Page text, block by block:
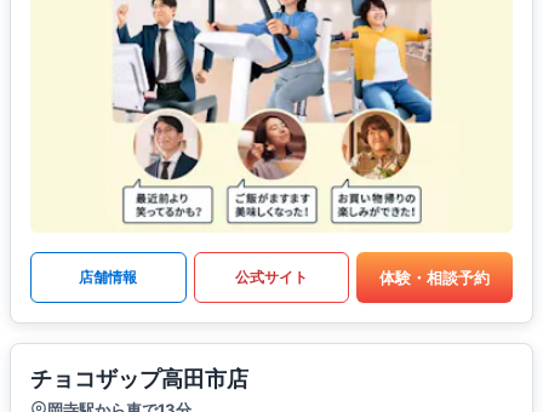
店舗情報 公式サイト 体験・相談予約
チョコザップ高田市店